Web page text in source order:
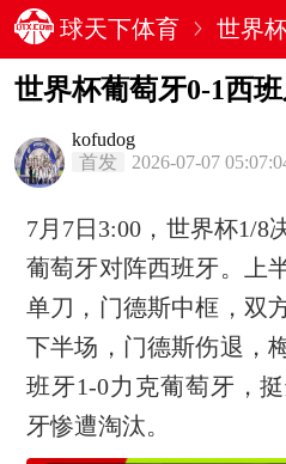
球天下体育 世界
世界杯葡萄牙0-1西
kofudog
首发
2026-07-07
7月7日3:00，世界杯1/8
葡萄牙对阵西班牙。上
单刀，门德斯中框，双
下半场，门德斯伤退，
班牙1-0力克葡萄牙，
牙惨遭淘汰。